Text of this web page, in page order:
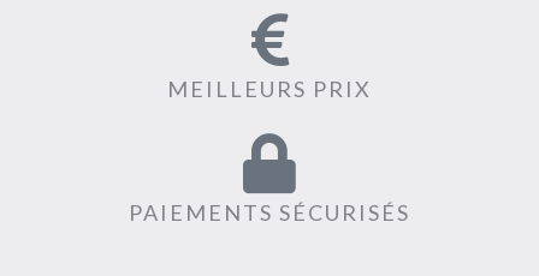
MEILLEURS PRIX
PAIEMENTS SÉCURISÉS